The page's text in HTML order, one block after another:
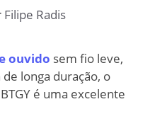
Filipe Radis
ouvido sem fio leve,
longa duração, o
é uma excelente